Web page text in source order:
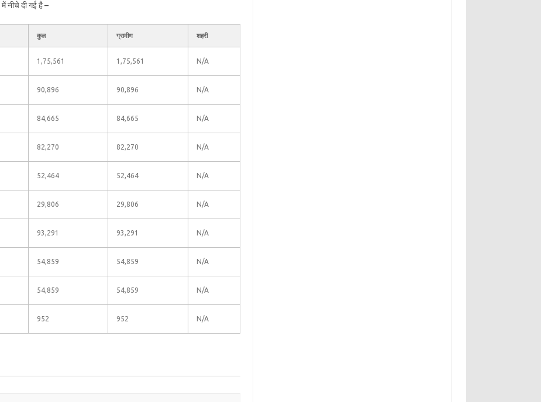
नीचे दी गई है –
कुल ग्रामीण शहरी
1,75,561 1,75,561 N/A
90,896 90,896 N/A
84,665 84,665 N/A
82,270 82,270 N/A
52,464 52,464 N/A
29,806 29,806 N/A
93,291 93,291 N/A
54,859 54,859 N/A
54,859 54,859 N/A
952 952 N/A